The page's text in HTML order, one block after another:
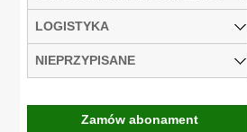
LOGISTYKA
NIEPRZYPISANE
Zamów abonament